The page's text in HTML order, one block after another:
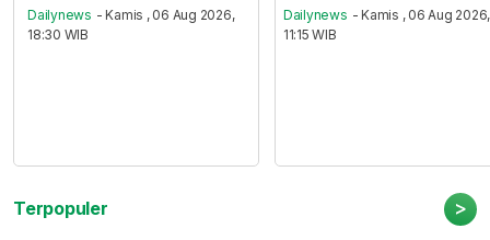
Dailynews - Kamis , 06 Aug 2026,
18:30 WIB
Dailynews - Kamis , 06 Aug 2026,
11:15 WIB
Terpopuler >